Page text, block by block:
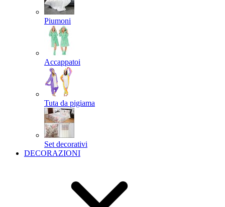
Piumoni
Accappatoi
Tuta da pigiama
Set decorativi
DECORAZIONI